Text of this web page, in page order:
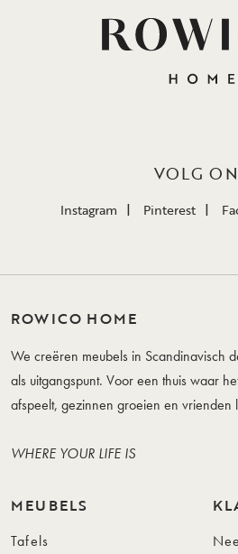
VOLG
Instagram Pinterest
ROWICO HOME
We creëren meubels in Scandinavisch
als uitgangspunt. Voor een thuis waar
afspeelt, gezinnen groeien en vrienden
WHERE YOUR LIFE IS
MEUBELS
Tafels